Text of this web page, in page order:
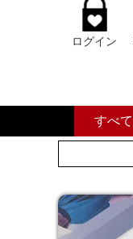
ログイン
すべて